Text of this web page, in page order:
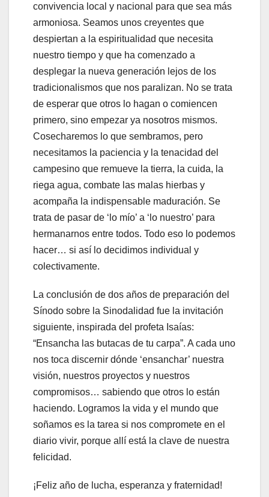
convivencia local y nacional para que sea más
armoniosa. Seamos unos creyentes que
despiertan a la espiritualidad que necesita
nuestro tiempo y que ha comenzado a
desplegar la nueva generación lejos de los
tradicionalismos que nos paralizan. No se trata
de esperar que otros lo hagan o comiencen
primero, sino empezar ya nosotros mismos.
Cosecharemos lo que sembramos, pero
necesitamos la paciencia y la tenacidad del
campesino que remueve la tierra, la cuida, la
riega agua, combate las malas hierbas y
acompaña la indispensable maduración. Se
trata de pasar de ‘lo mío’ a ‘lo nuestro’ para
hermanarnos entre todos. Todo eso lo podemos
hacer… si así lo decidimos individual y
colectivamente.
La conclusión de dos años de preparación del
Sínodo sobre la Sinodalidad fue la invitación
siguiente, inspirada del profeta Isaías:
“Ensancha las butacas de tu carpa”. A cada uno
nos toca discernir dónde ‘ensanchar’ nuestra
visión, nuestros proyectos y nuestros
compromisos… sabiendo que otros lo están
haciendo. Logramos la vida y el mundo que
soñamos es la tarea si nos compromete en el
diario vivir, porque allí está la clave de nuestra
felicidad.
¡Feliz año de lucha, esperanza y fraternidad!